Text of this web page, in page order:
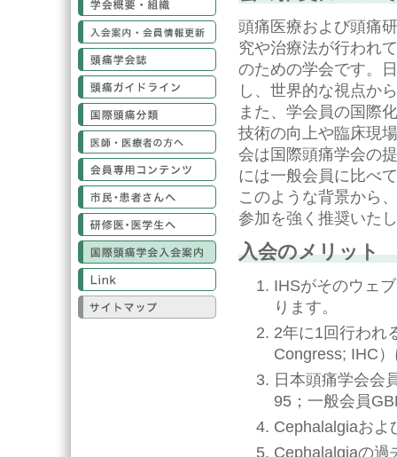
入会案内・会員情報更新
頭痛学会誌
頭痛ガイドライン
国際頭痛分類
医師・医療従事者の方へ
会員専用コンテンツ
市民・患者さんへ
研修医・医学生へ
国際頭痛学会入会案内
サイトマップ
頭痛医療および頭痛
究や治療法が行われ
のための学会です。
し、世界的な視点か
また、学会員の国際
技術の向上や臨床現
会は国際頭痛学会の
には一般会員に比べ
このような背景から
参加を強く推奨いた
入会のメリット
IHSがそのウェ
ります。
2年に1回行われ
Congress; IHC
日本頭痛学会会
95；一般会員
Cephalalgiaおよ
Cephalalgiaの過